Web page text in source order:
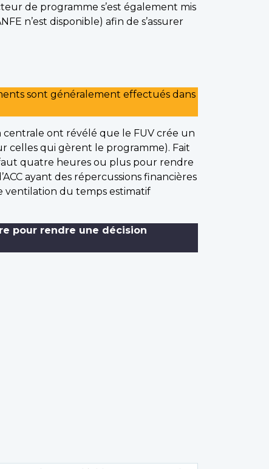
de programme s’est également mis
n’est disponible) afin de s’assurer
sont généralement effectués dans
ont révélé que le FUV crée un
celles qui gèrent le programme). Fait
quatre heures ou plus pour rendre
ayant des répercussions financières
ventilation du temps estimatif
pour rendre une décision